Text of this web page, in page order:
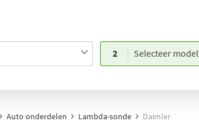
2 Selecteer model
Auto onderdelen Lambda-sonde Daimler